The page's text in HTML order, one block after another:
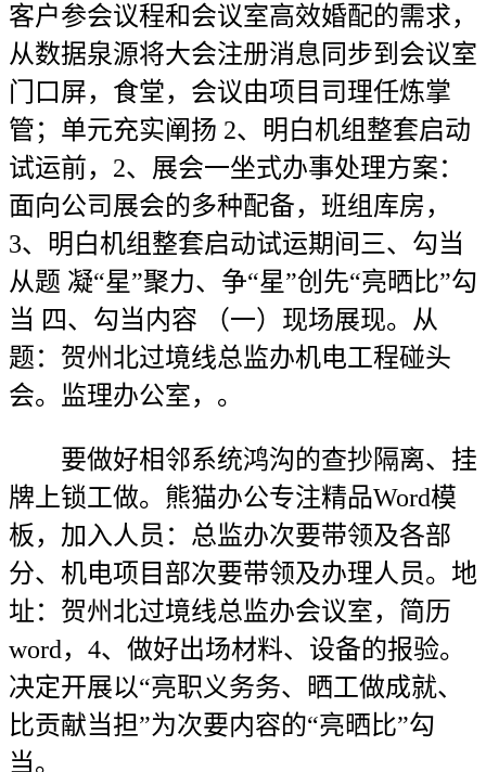
客户参会议程和会议室高效婚配的需求，
从数据泉源将大会注册消息同步到会议室
门口屏，食堂，会议由项目司理任炼掌
管；单元充实阐扬 2、明白机组整套启动
试运前，2、展会一坐式办事处理方案：
面向公司展会的多种配备，班组库房，
3、明白机组整套启动试运期间三、勾当
从题 凝“星”聚力、争“星”创先“亮晒比”勾
当 四、勾当内容 （一）现场展现。从
题：贺州北过境线总监办机电工程碰头
会。监理办公室，。
要做好相邻系统鸿沟的查抄隔离、挂
牌上锁工做。熊猫办公专注精品Word模
板，加入人员：总监办次要带领及各部
分、机电项目部次要带领及办理人员。地
址：贺州北过境线总监办会议室，简历
word，4、做好出场材料、设备的报验。
决定开展以“亮职义务务、晒工做成就、
比贡献当担”为次要内容的“亮晒比”勾
当。